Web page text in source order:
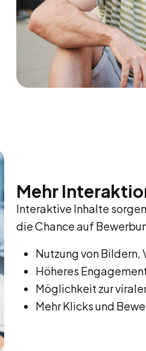
Mehr
Interaktive Inhalte
die Chance auf
Nutzung von
Höheres
Möglichkeit zur
Mehr Klicks und